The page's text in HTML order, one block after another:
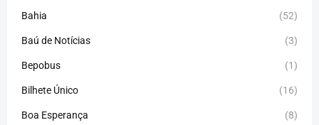
Bahia (52)
Baú de Notícias (3)
Bepobus (1)
Bilhete Único (16)
Boa Esperança (8)